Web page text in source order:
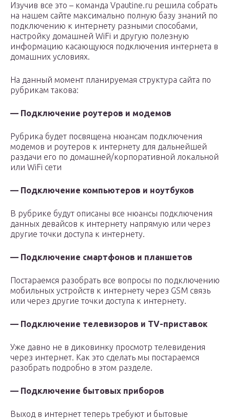
Изучив все это – команда Vpautine.ru решила собрать
на нашем сайте максимально полную базу знаний по
подключению к интернету разными способами,
настройку домашней WiFi и другую полезную
информацию касающуюся подключения интернета в
домашних условиях.
На данный момент планируемая структура сайта по
рубрикам такова:
— Подключение роутеров и модемов
Рубрика будет посвящена нюансам подключения
модемов и роутеров к интернету для дальнейшей
раздачи его по домашней/корпоративной локальной
или WiFi сети
— Подключение компьютеров и ноутбуков
В рубрике будут описаны все нюансы подключения
данных девайсов к интернету напрямую или через
другие точки доступа к интернету.
— Подключение смартфонов и планшетов
Постараемся разобрать все вопросы по подключению
мобильных устройств к интернету через GSM связь
или через другие точки доступа к интернету.
— Подключение телевизоров и TV-приставок
Уже давно не в диковинку просмотр телевидения
через интернет. Как это сделать мы постараемся
разобрать подробно в этом разделе.
— Подключение бытовых приборов
Выход в интернет теперь требуют и бытовые